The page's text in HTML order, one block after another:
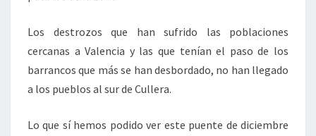
Los destrozos que han sufrido las poblaciones
cercanas a Valencia y las que tenían el paso de los
barrancos que más se han desbordado, no han llegado
a los pueblos al sur de Cullera.
Lo que sí hemos podido ver este puente de diciembre